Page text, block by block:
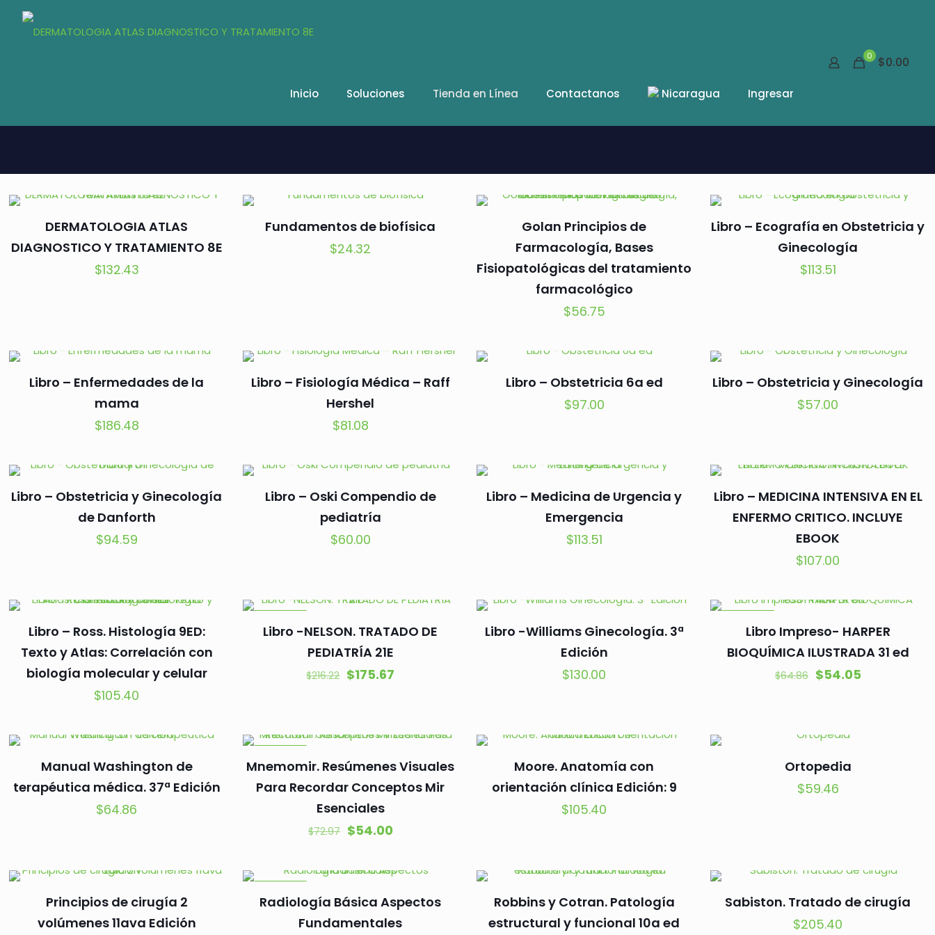
Inicio Soluciones Tienda en Línea Contactanos Nicaragua Ingresar
0 $0.00
DERMATOLOGIA ATLAS
DIAGNOSTICO Y TRATAMIENTO 8E
$132.43
Fundamentos de biofísica
$24.32
Golan Principios de
Farmacología, Bases
Fisiopatológicas del tratamiento
farmacológico
$56.75
Libro – Ecografía en Obstetricia y
Ginecología
$113.51
Libro – Enfermedades de la
mama
$186.48
Libro – Fisiología Médica – Raff
Hershel
$81.08
Libro – Obstetricia 6a ed
$97.00
Libro – Obstetricia y Ginecología
$57.00
Libro – Obstetricia y Ginecología
de Danforth
$94.59
Libro – Oski Compendio de
pediatría
$60.00
Libro – Medicina de Urgencia y
Emergencia
$113.51
Libro – MEDICINA INTENSIVA EN EL
ENFERMO CRITICO. INCLUYE
EBOOK
$107.00
Libro – Ross. Histología 9ED:
Texto y Atlas: Correlación con
biología molecular y celular
$105.40
Libro -NELSON. TRATADO DE
PEDIATRÍA 21E
$216.22 El
era:
$175.67
es:
Libro -Williams Ginecología. 3ª
Edición
$130.00
Libro Impreso- HARPER
BIOQUÍMICA ILUSTRADA 31 ed
$64.86 El
era:
$54.05El
Manual Washington de
terapéutica médica. 37ª Edición
$64.86
Mnemomir. Resúmenes Visuales
Para Recordar Conceptos Mir
Esenciales
$72.97 El
original
$72.97.
$54.00El
actual
$54.00.
Moore. Anatomía con
orientación clínica Edición: 9
$105.40
Ortopedia
$59.46
Principios de cirugía 2
volúmenes 11ava Edición
Radiología Básica Aspectos
Fundamentales
Robbins y Cotran. Patología
estructural y funcional 10a ed
Sabiston. Tratado de cirugía
$205.40